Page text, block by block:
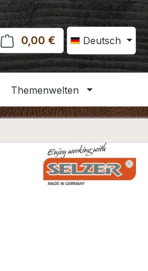
Deutsch
0,00 € Warenkorb
Themenwelten